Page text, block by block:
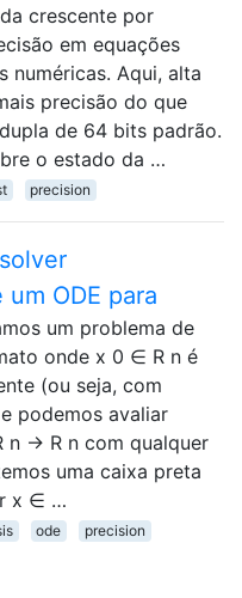
crescente por
em equações
numéricas. Aqui, alta
precisão do que
de 64 bits padrão.
o estado da …
precision
ODE para
um problema de
onde x 0 ∈ R n é
(ou seja, com
podemos avaliar
n → R n com qualquer
uma caixa preta
x ∈ …
ode precision